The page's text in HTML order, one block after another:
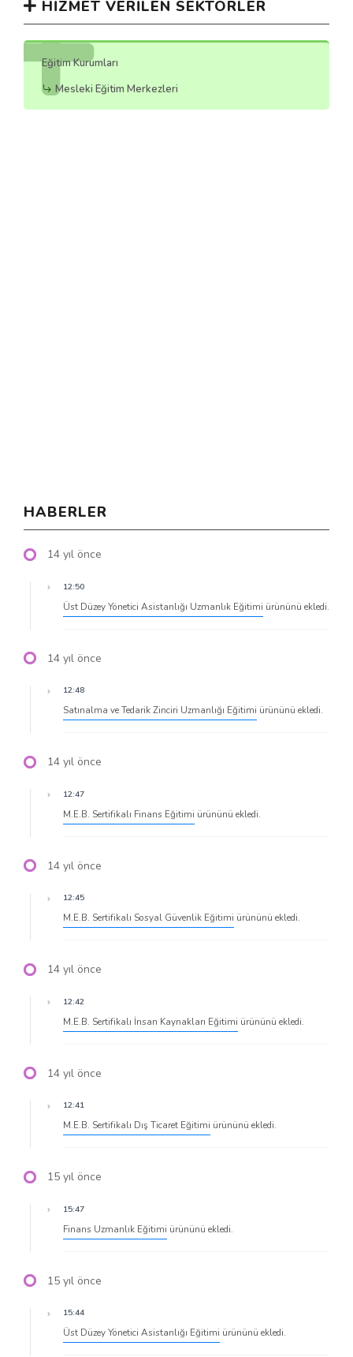
HIZMET VERILEN SEKTÖRLER
Eğitim Kurumları
Mesleki Eğitim Merkezleri
HABERLER
14 yıl önce
12:50
Üst Düzey Yönetici Asistanlığı Uzmanlık Eğitimi ürününü ekledi.
14 yıl önce
12:48
Satınalma ve Tedarik Zinciri Uzmanlığı Eğitimi ürününü ekledi.
14 yıl önce
12:47
M.E.B. Sertifikalı Finans Eğitimi ürününü ekledi.
14 yıl önce
12:45
M.E.B. Sertifikalı Sosyal Güvenlik Eğitimi ürününü ekledi.
14 yıl önce
12:42
M.E.B. Sertifikalı İnsan Kaynakları Eğitimi ürününü ekledi.
14 yıl önce
12:41
M.E.B. Sertifikalı Dış Ticaret Eğitimi ürününü ekledi.
15 yıl önce
15:47
Finans Uzmanlık Eğitimi ürününü ekledi.
15 yıl önce
15:44
Üst Düzey Yönetici Asistanlığı Eğitimi ürününü ekledi.